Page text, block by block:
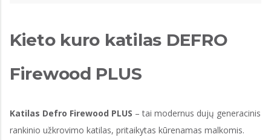
Kieto kuro katilas DEFRO
Firewood PLUS
Katilas Defro Firewood PLUS – tai modernus dujų generacinis
rankinio užkrovimo katilas, pritaikytas kūrenamas malkomis.